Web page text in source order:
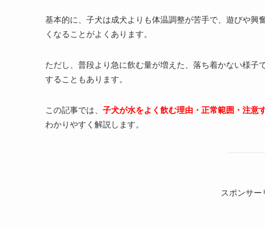
基本的に、子犬は成犬よりも体温調整が苦手で、遊びや興
くなることがよくあります。
ただし、普段より急に飲む量が増えた、落ち着かない様
することもあります。
この記事では、 子犬が水をよく飲む理由・正常範囲・注意
わかりやすく解説します。
スポンサー